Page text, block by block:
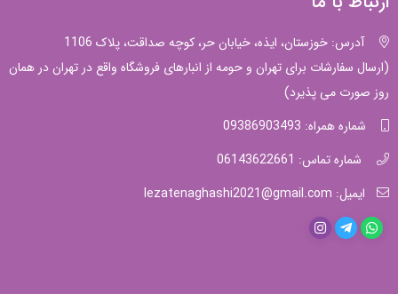
آدرس: خوزستان، ایذه، خیابان حر، کوچه صداقت، پلاک 1106
(ارسال سفارشات برای تهران و حومه از انبارهای فروشگاه واقع در تهران در همان
روز صورت می پذیرد)
شماره همراه: 09386903493
شماره تماس: 06143622661
ایمیل: lezatenaghashi2021@gmail.com